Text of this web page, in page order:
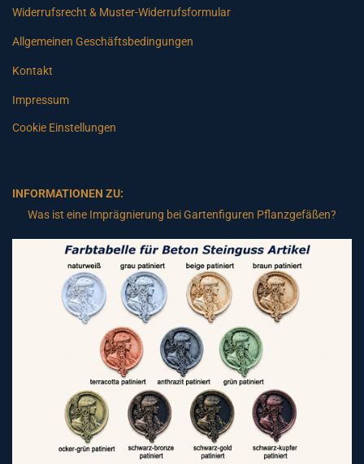
Widerrufsrecht & Muster-Widerrufsformular
Allgemeinen Geschäftsbedingungen
Kontakt
Impressum
Cookie Einstellungen
INFORMATIONEN ZU:
Was ist eine Imprägnierung bei Gartenfiguren Pflanzgefäßen?